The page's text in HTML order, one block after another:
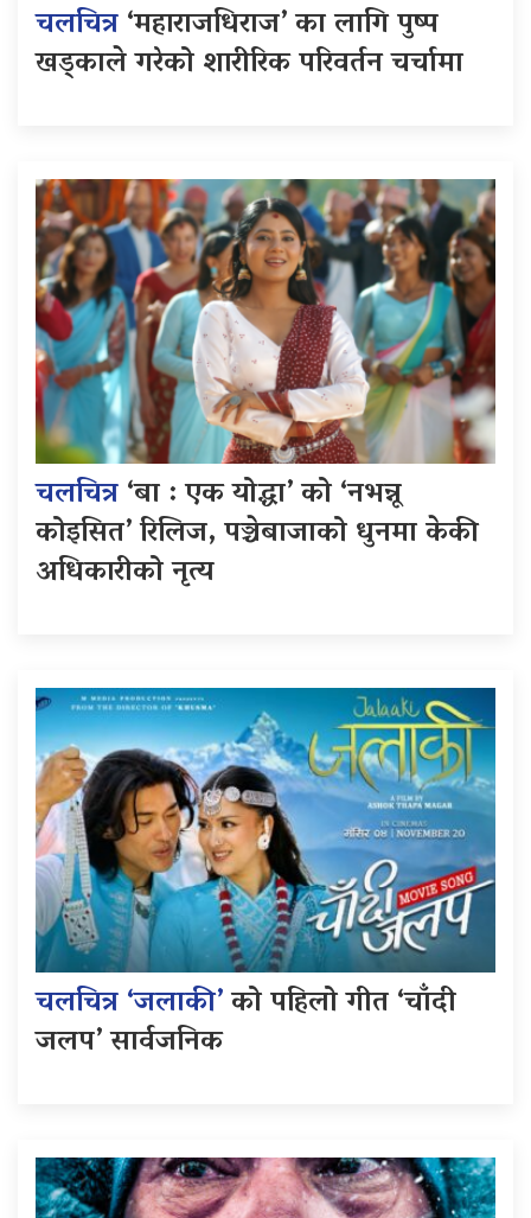
चलचित्र‘महाराजधिराज’ का लागि पुष्प
खड्काले गरेको शारीरिक परिवर्तन चर्चामा
चलचित्र‘बा : एक योद्धा’ को ‘नभन्नू
कोइसित’ रिलिज, पञ्चेबाजाको धुनमा केकी
अधिकारीको नृत्य
चलचित्र ‘जलाकी’को पहिलो गीत ‘चाँदी
जलप’ सार्वजनिक